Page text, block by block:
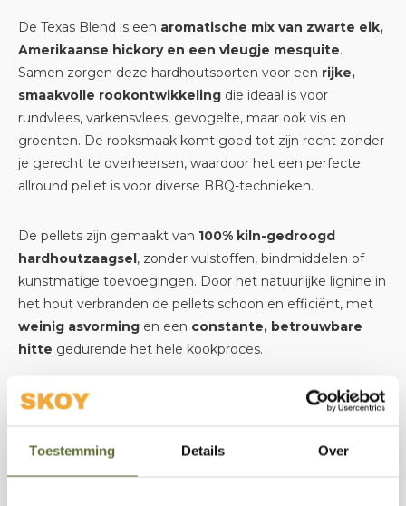
Toestemming Details Over
De Texas Blend is een aromatische mix van zwarte eik,
Amerikaanse hickory en een vleugje mesquite.
Samen zorgen deze hardhoutsoorten voor een rijke,
smaakvolle rookontwikkeling die ideaal is voor
rundvlees, varkensvlees, gevogelte, maar ook vis en
groenten. De rooksmaak komt goed tot zijn recht zonder
je gerecht te overheersen, waardoor het een perfecte
allround pellet is voor diverse BBQ-technieken.
De pellets zijn gemaakt van 100% kiln-gedroogd
hardhoutzaagsel, zonder vulstoffen, bindmiddelen of
kunstmatige toevoegingen. Door het natuurlijke lignine in
het hout verbranden de pellets schoon en efficiënt, met
weinig asvorming en een constante, betrouwbare
hitte gedurende het hele kookproces.
Waarom kiezen voor de Texas Blend?
Aroma met echte Texas-barbecue smaak
die
gerechten extra diepte geeft.